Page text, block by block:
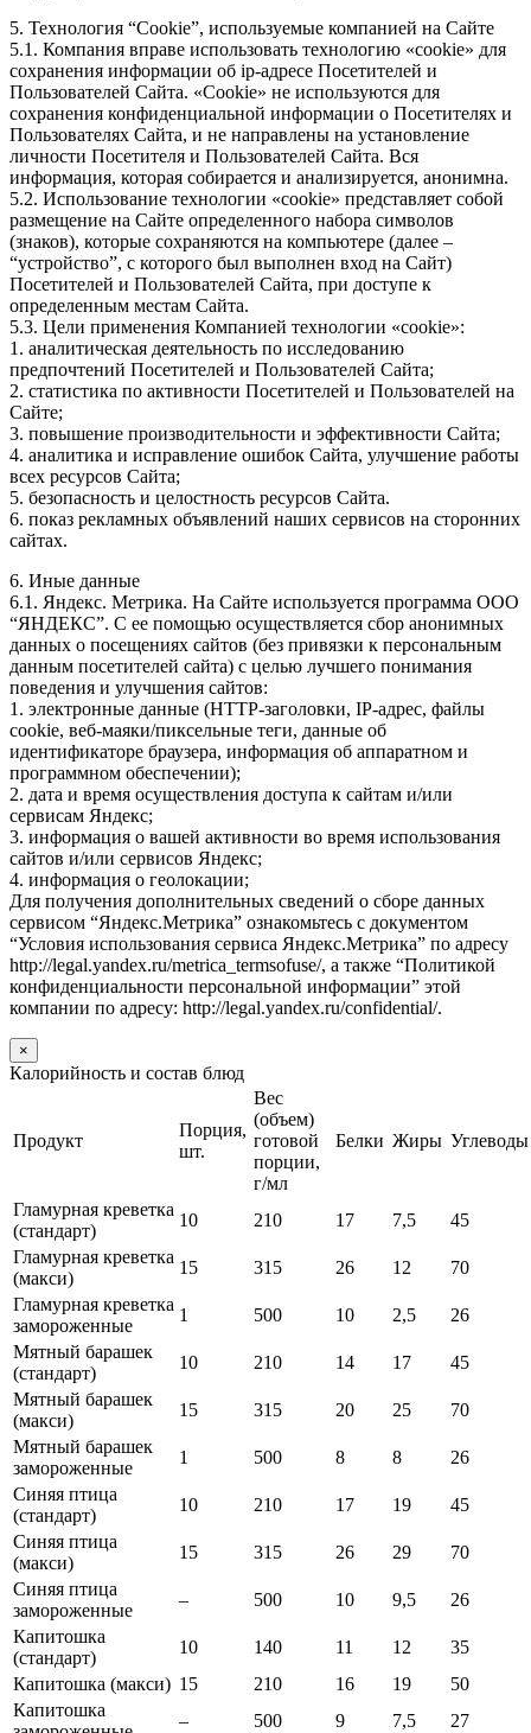
5. Технология “Cookie”, используемые компанией на Сайте
5.1. Компания вправе использовать технологию «cookie» для
сохранения информации об ip-адресе Посетителей и
Пользователей Сайта. «Cookie» не используются для
сохранения конфиденциальной информации о Посетителях и
Пользователях Сайта, и не направлены на установление
личности Посетителя и Пользователей Сайта. Вся
информация, которая собирается и анализируется, анонимна.
5.2. Использование технологии «cookie» представляет собой
размещение на Сайте определенного набора символов
(знаков), которые сохраняются на компьютере (далее –
“устройство”, с которого был выполнен вход на Сайт)
Посетителей и Пользователей Сайта, при доступе к
определенным местам Сайта.
5.3. Цели применения Компанией технологии «cookie»:
1. аналитическая деятельность по исследованию
предпочтений Посетителей и Пользователей Сайта;
2. статистика по активности Посетителей и Пользователей на
Сайте;
3. повышение производительности и эффективности Сайта;
4. аналитика и исправление ошибок Сайта, улучшение работы
всех ресурсов Сайта;
5. безопасность и целостность ресурсов Сайта.
6. показ рекламных объявлений наших сервисов на сторонних
сайтах.
6. Иные данные
6.1. Яндекс. Метрика. На Сайте используется программа ООО
“ЯНДЕКС”. С ее помощью осуществляется сбор анонимных
данных о посещениях сайтов (без привязки к персональным
данным посетителей сайта) с целью лучшего понимания
поведения и улучшения сайтов:
1. электронные данные (HTTP-заголовки, IP-адрес, файлы
cookie, веб-маяки/пиксельные теги, данные об
идентификаторе браузера, информация об аппаратном и
программном обеспечении);
2. дата и время осуществления доступа к сайтам и/или
сервисам Яндекс;
3. информация о вашей активности во время использования
сайтов и/или сервисов Яндекс;
4. информация о геолокации;
Для получения дополнительных сведений о сборе данных
сервисом “Яндекс.Метрика” ознакомьтесь с документом
“Условия использования сервиса Яндекс.Метрика” по адресу
http://legal.yandex.ru/metrica_termsofuse/, а также “Политикой
конфиденциальности персональной информации” этой
компании по адресу: http://legal.yandex.ru/confidential/.
×
Калорийность и состав блюд
Продукт
Порция,
шт.
Вес
(объем)
готовой
порции,
г/мл
Белки Жиры Углеводы
Гламурная креветка
(стандарт)
10 210 17 7,5
45
Гламурная креветка
(макси)
15 315 26 12
70
Гламурная креветка
замороженные
1 500 10 2,5
26
Мятный барашек
(стандарт)
10 210 14 17
45
Мятный барашек
(макси)
15 315 20 25
70
Мятный барашек
замороженные
1 500 8 8
26
Синяя птица
(стандарт)
10 210 17 19
45
Синяя птица
(макси)
15 315 26 29
70
Синяя птица
замороженные
– 500 10 9,5
26
Капитошка
(стандарт)
10 140 11 12
35
Капитошка (макси) 15 210 16 19
50
Капитошка
– 500 9 7,5 27